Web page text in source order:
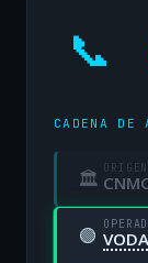
📞
CADENA DE
🏛 ORIGEN
🟢